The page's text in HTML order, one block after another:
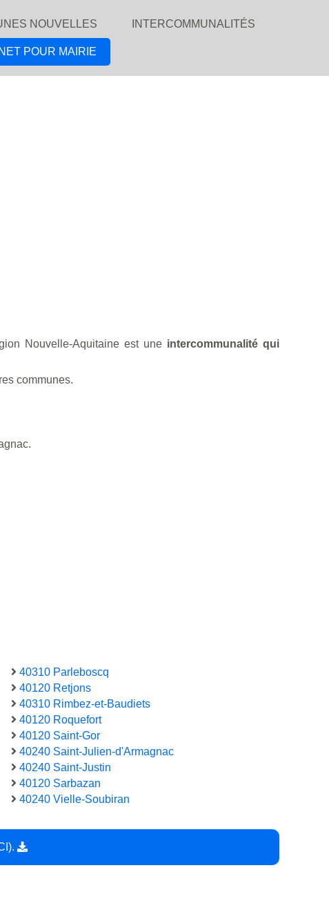
NOUVELLES INTERCOMMUNALITÉS
POUR MAIRIE
Nouvelle-Aquitaine est une intercommunalité qui
communes.
40310 Parleboscq
40120 Retjons
40310 Rimbez-et-Baudiets
40120 Roquefort
40120 Saint-Gor
40240 Saint-Julien-d'Armagnac
40240 Saint-Justin
40120 Sarbazan
40240 Vielle-Soubiran